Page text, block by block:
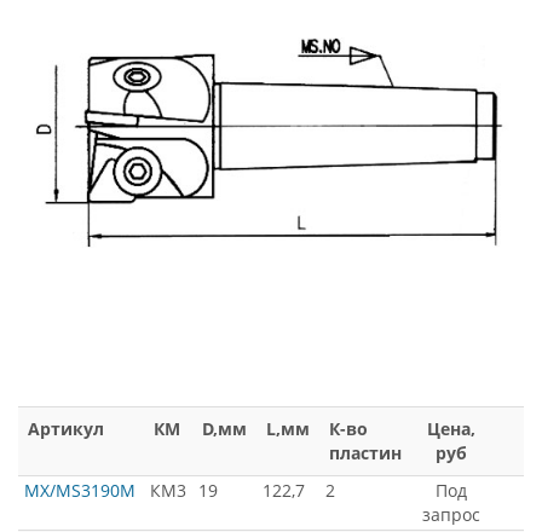
Артикул КМ D,мм L,мм
К-во
пластин
Цена,
руб
MX/MS3190M
КМ3 19 122,7 2
Под
запрос